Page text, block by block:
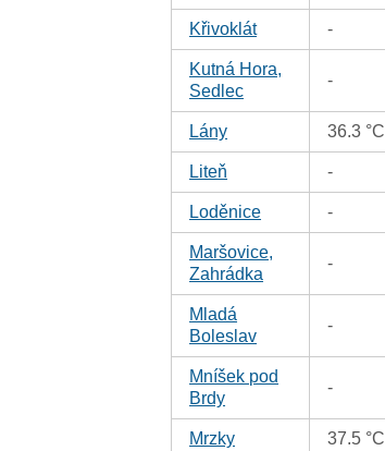
Křivoklát -
Kutná Hora,
Sedlec
-
Lány 36.3 °C
Liteň -
Loděnice -
Maršovice,
Zahrádka
-
Mladá
Boleslav
-
Mníšek pod
Brdy
-
Mrzky 37.5 °C